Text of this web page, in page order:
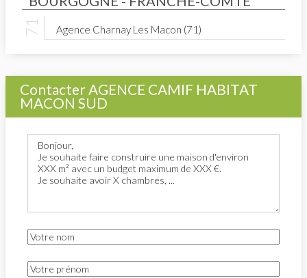
Agence Charnay Les Macon (71)
Contacter AGENCE CAMIF HABITAT
MACON SUD